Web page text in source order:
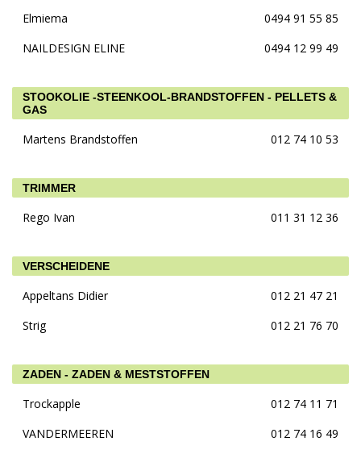
Elmiema
0494 91 55 85
NAILDESIGN ELINE
0494 12 99 49
STOOKOLIE -STEENKOOL-BRANDSTOFFEN - PELLETS &
GAS
Martens Brandstoffen 012 74 10 53
TRIMMER
Rego Ivan 011 31 12 36
VERSCHEIDENE
Appeltans Didier
012 21 47 21
Strig
012 21 76 70
ZADEN - ZADEN & MESTSTOFFEN
Trockapple
012 74 11 71
VANDERMEEREN
012 74 16 49